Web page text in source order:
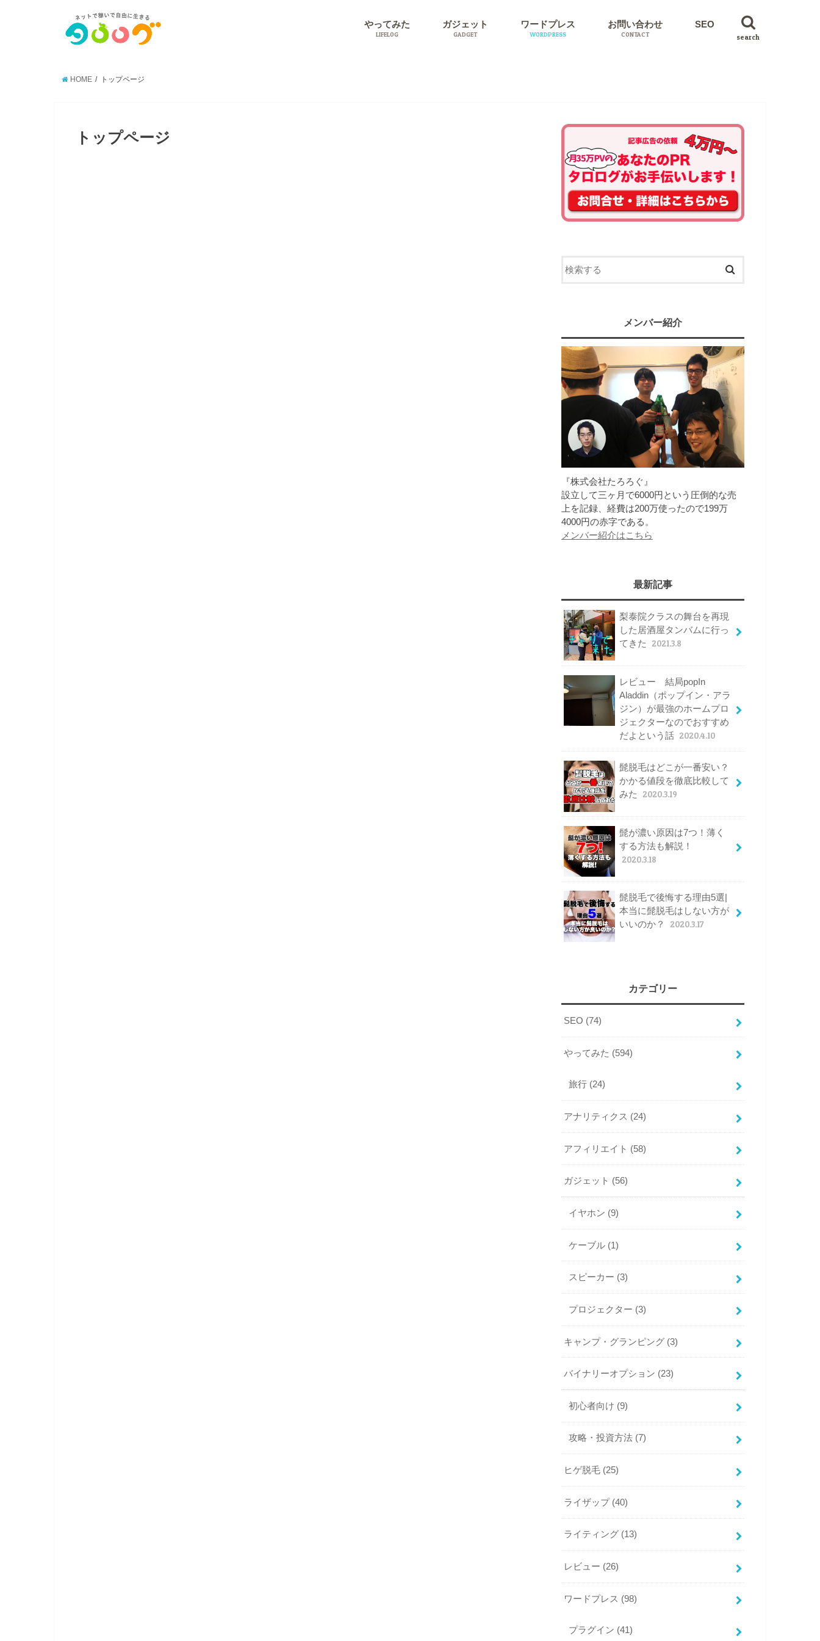
search
やってみた
LIFELOG
ガジェット
GADGET
ワードプレス
WORDPRESS
お問い合わせ
CONTACT
SEO
HOME トップページ
トップページ
メンバー紹介
『株式会社たろろぐ』
設立して三ヶ月で6000円という圧倒的な売
上を記録、経費は200万使ったので199万
4000円の赤字である。
メンバー紹介はこちら
最新記事
梨泰院クラスの舞台を再現
した居酒屋タンバムに行っ
てきた
2021.3.8
レビュー 結局popIn
Aladdin（ポップイン・アラ
ジン）が最強のホームプロ
ジェクターなのでおすすめ
だよという話 2020.4.10
髭脱毛はどこが一番安い？
かかる値段を徹底比較して
みた
2020.3.19
髭が濃い原因は7つ！薄く
する方法も解説！
2020.3.18
髭脱毛で後悔する理由5選|
本当に髭脱毛はしない方が
いいのか？
2020.3.17
カテゴリー
SEO (74)
やってみた (594)
旅行 (24)
アナリティクス (24)
アフィリエイト (58)
ガジェット (56)
イヤホン (9)
ケーブル (1)
スピーカー (3)
プロジェクター (3)
キャンプ・グランピング (3)
バイナリーオプション (23)
初心者向け (9)
攻略・投資方法 (7)
ヒゲ脱毛 (25)
ライザップ (40)
ライティング (13)
レビュー (26)
ワードプレス (98)
プラグイン (41)